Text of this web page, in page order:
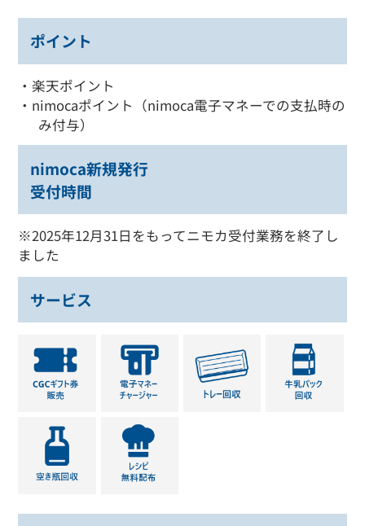
ポイント
・楽天ポイント
・nimocaポイント（nimoca電子マネーでの支払時の
み付与）
nimoca新規発行
受付時間
※2025年12月31日をもってニモカ受付業務を終了し
ました
サービス